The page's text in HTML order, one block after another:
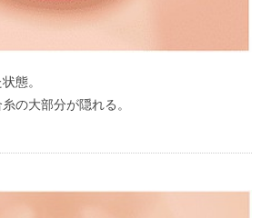
態。
の大部分が隠れる。